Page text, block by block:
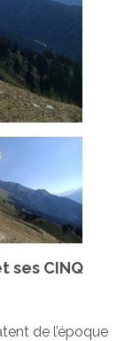
ses CINQ
de l’époque